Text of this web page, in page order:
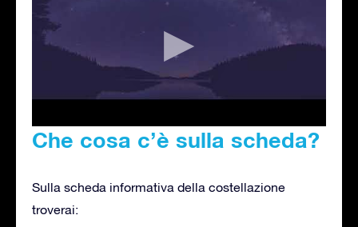
Che cosa c’è sulla scheda?
Sulla scheda informativa della costellazione
troverai: